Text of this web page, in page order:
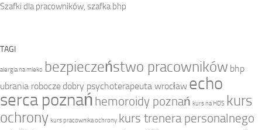
Szafki dla pracowników, szafka bhp
TAGI
alergia na mleko bezpieczeństwo pracowników bhp
ubrania robocze dobry psychoterapeuta wrocław echo
serca poznań hemoroidy poznań kurs na HDS kurs
ochrony kurs pracownika ochrony kurs trenera personalnego